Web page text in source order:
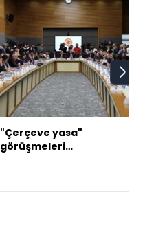
"Çerçeve yasa"
görüşmeleri